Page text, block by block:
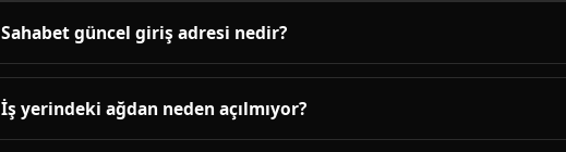
Sahabet güncel giriş adresi nedir?
Güncel adres bu sayfanın üst bölümündeki bağlantıda yayınlanır.
denetlenir; adres değiştiğinde sayfa yenilenir.
İş yerindeki ağdan neden açılmıyor?